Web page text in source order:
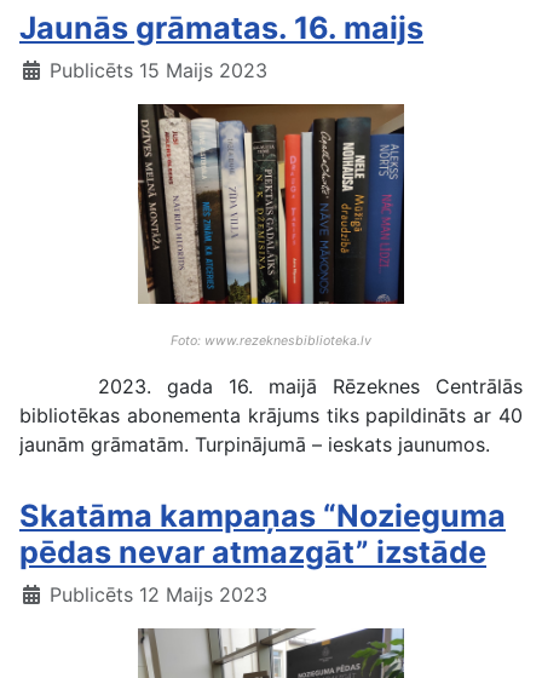
Jaunās grāmatas. 16. maijs
Publicēts 15 Maijs 2023
Foto: www.rezeknesbiblioteka.lv
2023. gada 16. maijā Rēzeknes Centrālās
bibliotēkas abonementa krājums tiks papildināts ar 40
jaunām grāmatām. Turpinājumā – ieskats jaunumos.
Skatāma kampaņas “Nozieguma
pēdas nevar atmazgāt” izstāde
Publicēts 12 Maijs 2023